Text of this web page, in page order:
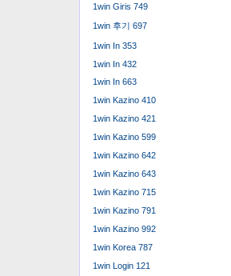
1win Giris 749
1win 후기 697
1win In 353
1win In 432
1win In 663
1win Kazino 410
1win Kazino 421
1win Kazino 599
1win Kazino 642
1win Kazino 643
1win Kazino 715
1win Kazino 791
1win Kazino 992
1win Korea 787
1win Login 121